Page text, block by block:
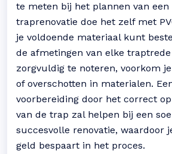
te meten bij het plannen van een
traprenovatie doe het zelf met
je voldoende materiaal kunt
de afmetingen van elke traptrede
zorgvuldig te noteren, voorkom
of overschotten in materialen.
voorbereiding door het correct
van de trap zal helpen bij een
succesvolle renovatie, waardoor
geld bespaart in het proces.